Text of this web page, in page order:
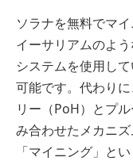
ソラナを無料でマ
イーサリアムのよ
システムを使用し
可能です。代わり
リー（PoH）とプ
み合わせたメカニズ
「マイニング」と